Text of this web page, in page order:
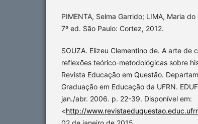
PIMENTA, Selma Garrido; LIMA, Maria
7º ed. São Paulo: Cortez, 2012.
SOUZA. Elizeu Clementino de. A arte de
reflexões teórico-metodológicas sobre
Revista Educação em Questão.
Graduação em Educação da UFRN.
jan./abr. 2006. p. 22-39. Disponível em:
<http://